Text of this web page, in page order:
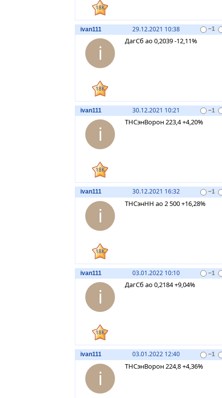
18K
ivan111 29.12.2021 10:38 −1
i
18K
ДагСб ао 0,2039 -12,11%
ivan111 30.12.2021 10:21 −1
i
18K
ТНСэнВорон 223,4 +4,20%
ivan111 30.12.2021 16:32 −1
i
18K
ТНСэнНН ао 2 500 +16,28%
ivan111 03.01.2022 10:10 −1
i
18K
ДагСб ао 0,2184 +9,04%
ivan111 03.01.2022 12:40 −1
i ТНСэнВорон 224,8 +4,36%